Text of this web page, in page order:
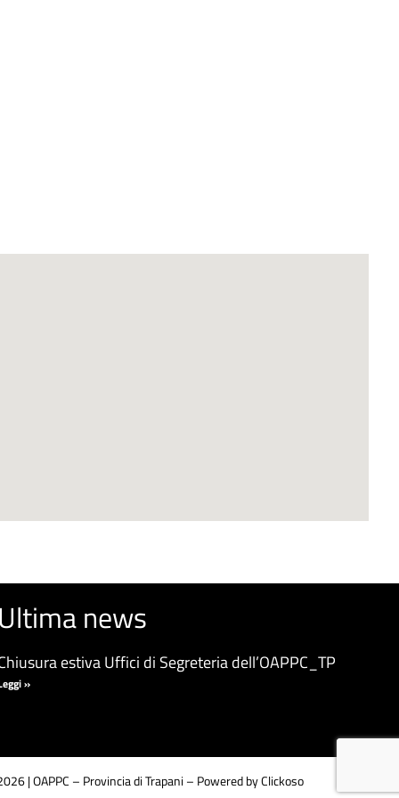
Ultima news
estiva Uffici di Segreteria dell’OAPPC_TP
»
| OAPPC – Provincia di Trapani – Powered by Clickoso